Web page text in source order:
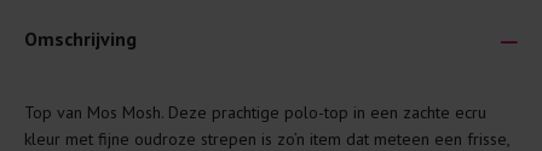
Je wilt natuurlijk lang plezier hebben van je nieuwe kleding.
Daarom geven wij een aantal algemene was-tips:
Omschrijving
Top van Mos Mosh. Deze prachtige polo-top in een zachte ecru
kleur met fijne oudroze strepen is zo’n item dat meteen een frisse,